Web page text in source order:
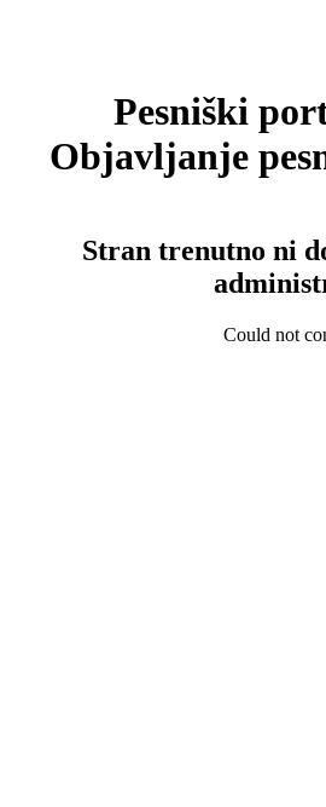
Pesniški
Objavljanje
Stran trenutno ni
Could not